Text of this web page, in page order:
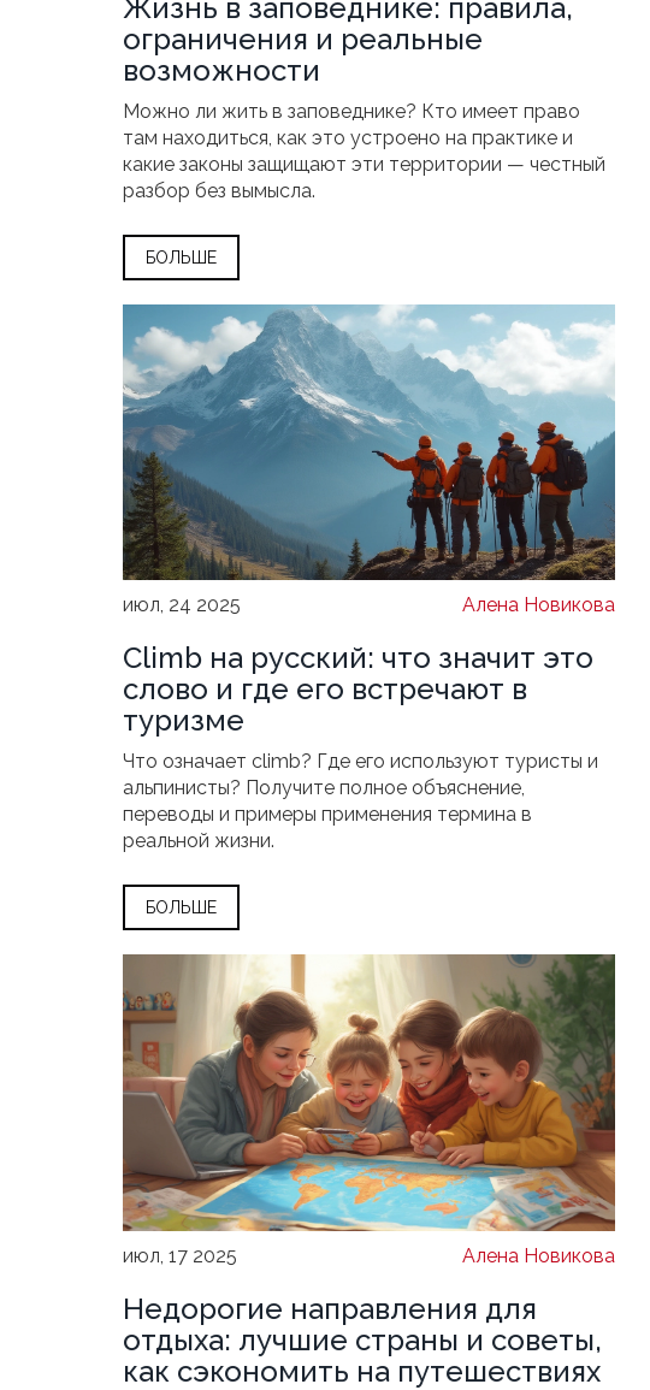
Жизнь в заповеднике: правила,
ограничения и реальные
возможности
Можно ли жить в заповеднике? Кто имеет право
там находиться, как это устроено на практике и
какие законы защищают эти территории — честный
разбор без вымысла.
БОЛЬШЕ
июл, 24 2025 Алена Новикова
Climb на русский: что значит это
слово и где его встречают в
туризме
Что означает climb? Где его используют туристы и
альпинисты? Получите полное объяснение,
переводы и примеры применения термина в
реальной жизни.
БОЛЬШЕ
июл, 17 2025 Алена Новикова
Недорогие направления для
отдыха: лучшие страны и советы,
как сэкономить на путешествиях